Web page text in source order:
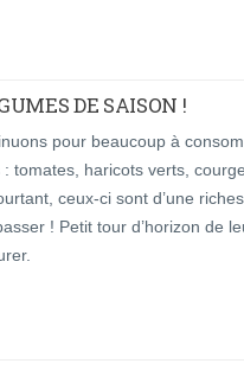
DE SAISON !
pour beaucoup à
: tomates, haricots verts,
ceux-ci sont d’une
! Petit tour d’horizon de